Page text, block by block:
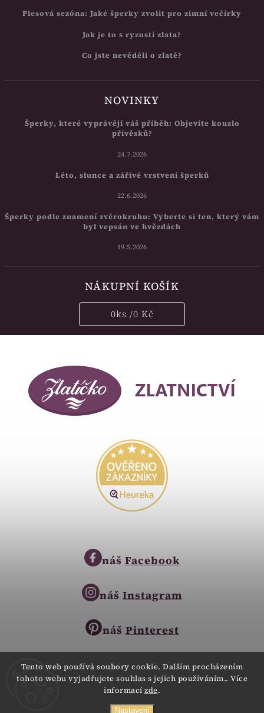
Tento web používá soubory cookie. Dalším procházením
tohoto webu vyjadřujete souhlas s jejich používáním.. Více
informací zde.
Nastavení
obchod@zlatnictvi-zlaticko.cz
Plesová sezóna: Jaké šperky zvolit pro zimní večírky
Jak je to s ryzostí zlata?
Co jste nevěděli o zlatě?
NOVINKY
Šperky, které vyprávějí váš příběh: Objevíte kouzlo
přívěsků?
24.7.2026
Léto, slunce a zářivé vrstvení šperků
22.6.2026
Šperky podle znamení zvěrokruhu: Vyberte si ten, který vám
byl vepsán ve hvězdách
19.5.2026
NÁKUPNÍ KOŠÍK
0ks /0 Kč
náš Facebook
náš Instagram
náš Pinterest
Copyright © 2023